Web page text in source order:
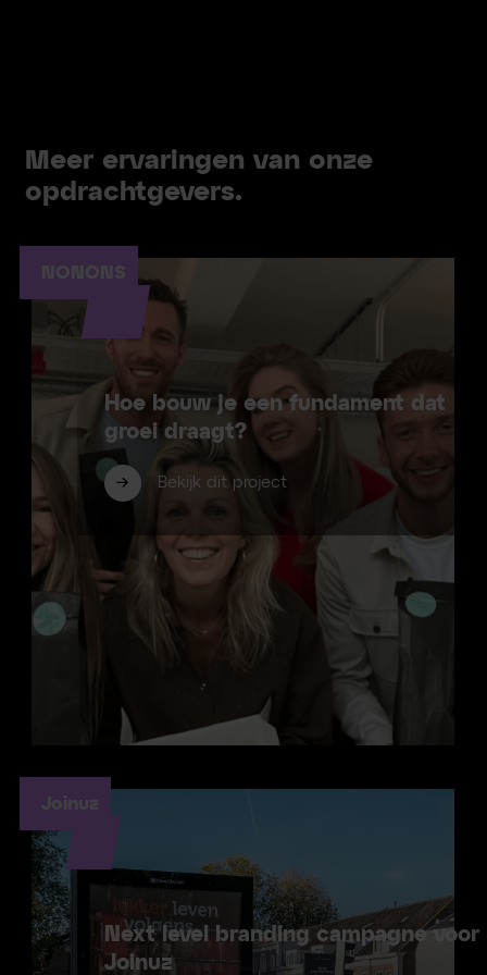
Meer ervaringen van onze
opdrachtgevers.
Hoe bouw je een fundament dat
groei draagt?
Bekijk dit project
NONONS
Next level branding campagne voor
Joinuz
Joinuz